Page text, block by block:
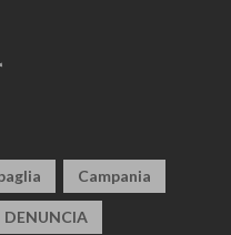
Campania
DENUNCIA